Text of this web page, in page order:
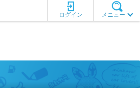
メニュー
ログイン